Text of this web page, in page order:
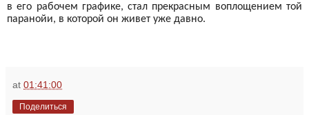
в его рабочем графике, стал прекрасным воплощением той
паранойи, в которой он живет уже давно.
at 01:41:00
Поделиться